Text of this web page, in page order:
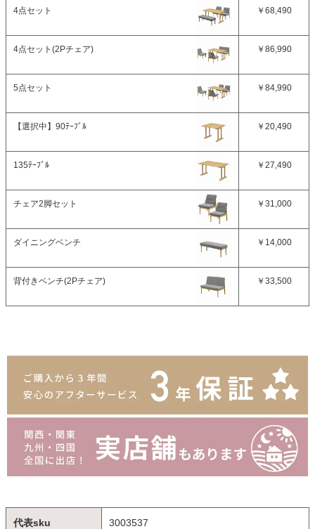
4点セット ￥68,490
4点セット(2Pチェア) ￥86,990
5点セット ￥84,990
【選択中】 90ﾃｰﾌﾞﾙ ￥20,490
135ﾃｰﾌﾞﾙ ￥27,490
チェア2脚セット ￥31,000
ダイニングベンチ ￥14,000
背付きベンチ(2Pチェア) ￥33,500
代表sku 3003537